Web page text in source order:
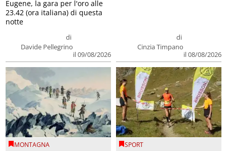
di
Davide Pellegrino
il 09/08/2026
Eugene, la gara per l'oro alle
23.42 (ora italiana) di questa
notte
di
Cinzia Timpano
il 08/08/2026
MONTAGNA SPORT